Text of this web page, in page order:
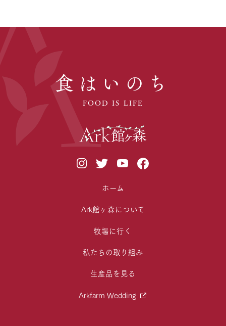
食はいのち
FOOD IS LIFE
ホーム
Ark館ヶ森について
牧場に行く
私たちの取り組み
生産品を見る
Arkfarm Wedding